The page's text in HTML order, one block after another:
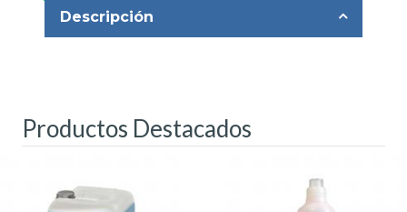
Descripción
Productos Destacados